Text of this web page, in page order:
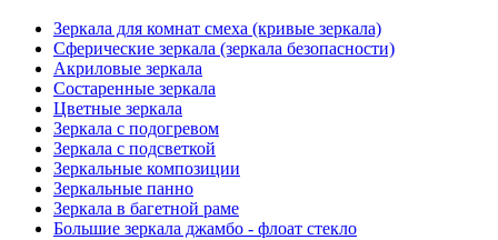
Зеркала для комнат смеха (кривые зеркала)
Сферические зеркала (зеркала безопасности)
Акриловые зеркала
Состаренные зеркала
Цветные зеркала
Зеркала с подогревом
Зеркала с подсветкой
Зеркальные композиции
Зеркальные панно
Зеркала в багетной раме
Большие зеркала джамбо - флоат стекло